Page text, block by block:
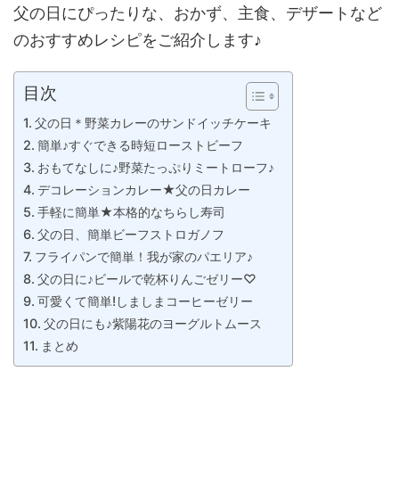
父の日にぴったりな、おかず、主食、デザートなど
のおすすめレシピをご紹介します♪
目次
父の日＊野菜カレーのサンドイッチケーキ
簡単♪すぐできる時短ローストビーフ
おもてなしに♪野菜たっぷりミートローフ♪
デコレーションカレー★父の日カレー
手軽に簡単★本格的なちらし寿司
父の日、簡単ビーフストロガノフ
フライパンで簡単！我が家のパエリア♪
父の日に♪ビールで乾杯りんごゼリー♡
可愛くて簡単!しましまコーヒーゼリー
父の日にも♪紫陽花のヨーグルトムース
まとめ